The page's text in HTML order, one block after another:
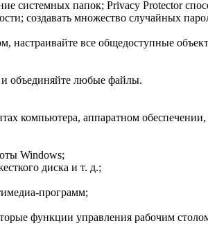
системных папок; Privacy Protector
создавать множество случайных
настраивайте все общедоступные
и объединяйте любые файлы.
компьютера, аппаратном обеспечении,
Windows;
диска и т. д.;
программ;
функции управления рабочим